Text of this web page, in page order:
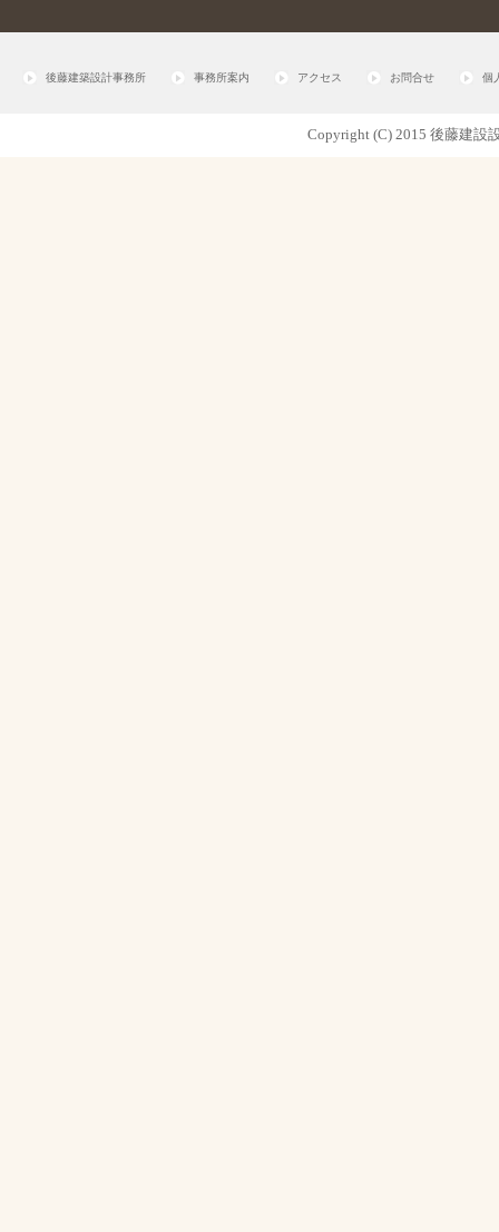
後藤建築設計事務所 事務所案内 アクセス お問合せ 個
Copyright (C) 2015 後藤建設